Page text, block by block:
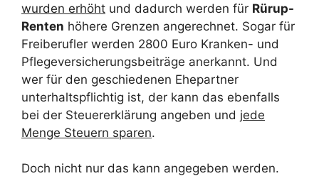
wurden erhöht und dadurch werden für Rürup-
Renten höhere Grenzen angerechnet. Sogar für
Freiberufler werden 2800 Euro Kranken- und
Pflegeversicherungsbeiträge anerkannt. Und
wer für den geschiedenen Ehepartner
unterhaltspflichtig ist, der kann das ebenfalls
bei der Steuererklärung angeben und jede
Menge Steuern sparen.
Doch nicht nur das kann angegeben werden.